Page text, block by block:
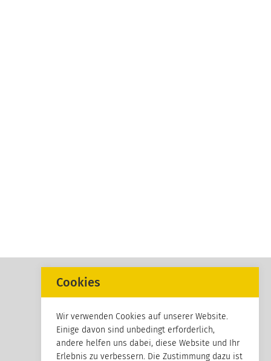
Cookies
Wir verwenden Cookies auf unserer Website.
Einige davon sind unbedingt erforderlich,
andere helfen uns dabei, diese Website und Ihr
Erlebnis zu verbessern. Die Zustimmung dazu ist